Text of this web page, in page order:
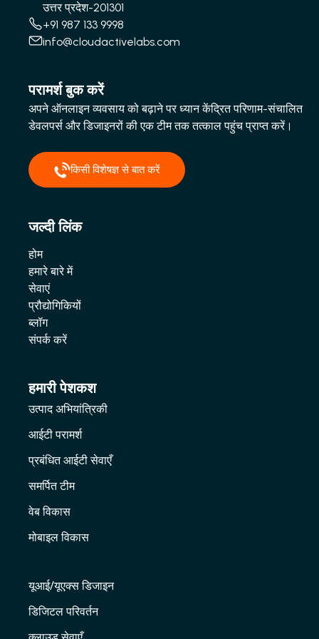
उत्तर प्रदेश-201301
+91 987 133 9998
info@cloudactivelabs.com
परामर्श बुक करें
अपने ऑनलाइन व्यवसाय को बढ़ाने पर ध्यान केंद्रित परिणाम-संचालित
डेवलपर्स और डिजाइनरों की एक टीम तक तत्काल पहुंच प्राप्त करें।
किसी विशेषज्ञ से बात करें
जल्दी लिंक
होम
हमारे बारे में
सेवाएं
प्रौद्योगिकियों
ब्लॉग
संपर्क करें
हमारी पेशकश
उत्पाद अभियांत्रिकी
आईटी परामर्श
प्रबंधित आईटी सेवाएँ
समर्पित टीम
वेब विकास
मोबाइल विकास
यूआई/यूएक्स डिजाइन
डिजिटल परिवर्तन